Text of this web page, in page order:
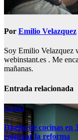
Por Emilio Velazquez
Soy Emilio Velazquez
webinstant.es . Me
mañanas.
Entrada relacionada
cocina
Diseño de cocinas en
empezar la reforma